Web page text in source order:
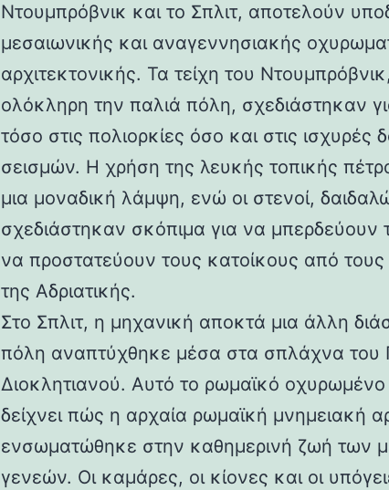
Ντουμπρόβνικ και το Σπλιτ, αποτελούν
μεσαιωνικής και αναγεννησιακής
αρχιτεκτονικής. Τα τείχη του
ολόκληρη την παλιά πόλη, σχεδιάστηκαν
τόσο στις πολιορκίες όσο και στις ισχυρές
σεισμών. Η χρήση της λευκής τοπικής
μια μοναδική λάμψη, ενώ οι στενοί,
σχεδιάστηκαν σκόπιμα για να μπερδεύουν
να προστατεύουν τους κατοίκους από
της Αδριατικής.
Στο Σπλιτ, η μηχανική αποκτά μια άλλη
πόλη αναπτύχθηκε μέσα στα σπλάχνα του
Διοκλητιανού. Αυτό το ρωμαϊκό
δείχνει πώς η αρχαία ρωμαϊκή μνημειακή
ενσωματώθηκε στην καθημερινή ζωή των
γενεών. Οι καμάρες, οι κίονες και οι